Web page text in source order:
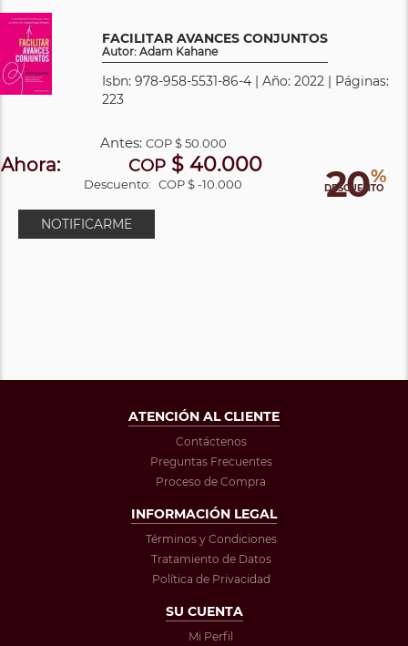
FACILITAR AVANCES CONJUNTOS
Autor: Adam Kahane
Isbn: 978-958-5531-86-4 | Año: 2022 | Páginas:
223
20%
DESCUENTO
Antes: COP$ 50.000
Ahora: COP$ 40.000
Descuento: COP $ -10.000
NOTIFICARME
ATENCIÓN AL CLIENTE
Contáctenos
Preguntas Frecuentes
Proceso de Compra
INFORMACIÓN LEGAL
Términos y Condiciones
Tratamiento de Datos
Política de Privacidad
SU CUENTA
Mi Perfil